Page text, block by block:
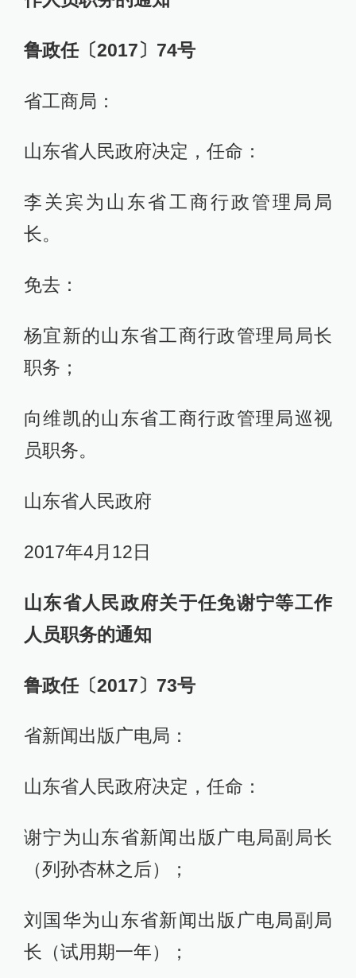
鲁政任〔2017〕74号
省工商局：
山东省人民政府决定，任命：
李关宾为山东省工商行政管理局局
长。
免去：
杨宜新的山东省工商行政管理局局长
职务；
向维凯的山东省工商行政管理局巡视
员职务。
山东省人民政府
2017年4月12日
山东省人民政府关于任免谢宁等工作
人员职务的通知
鲁政任〔2017〕73号
省新闻出版广电局：
山东省人民政府决定，任命：
谢宁为山东省新闻出版广电局副局长
（列孙杏林之后）；
刘国华为山东省新闻出版广电局副局
长（试用期一年）；